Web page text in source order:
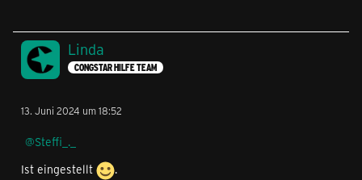
Linda
CONGSTAR HILFE TEAM
13. Juni 2024 um 18:52
Steffi_._
Ist eingestellt
.